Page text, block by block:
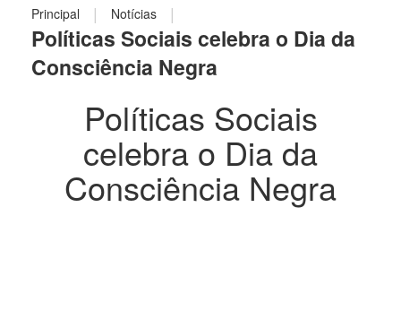
Principal | Notícias |
Políticas Sociais celebra o Dia da
Consciência Negra
Políticas Sociais
celebra o Dia da
Consciência Negra